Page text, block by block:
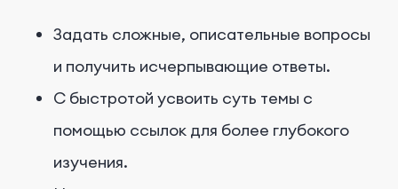
Задать сложные, описательные вопросы
и получить исчерпывающие ответы.
С быстротой усвоить суть темы с
помощью ссылок для более глубокого
изучения.